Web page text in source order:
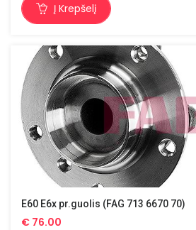
Į Krepšelį
E60 E6x pr.guolis (FAG 713 6670 70)
€ 76.00